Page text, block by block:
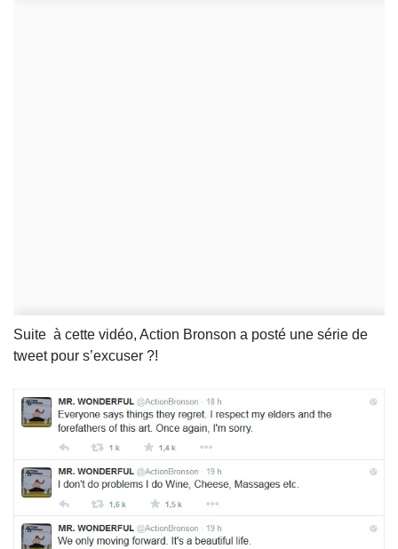
Suite à cette vidéo, Action Bronson a posté une série de
tweet pour s’excuser ?!